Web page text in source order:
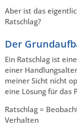
Aber ist das
Ratschlag?
Der
Ein Ratschlag ist
einer
meiner Sicht nicht
eine Lösung für das
Ratschlag =
Verhalten